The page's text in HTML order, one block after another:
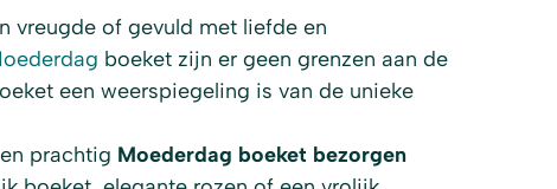
vreugde of gevuld met liefde en
boeket zijn er geen grenzen aan de
een weerspiegeling is van de unieke
prachtig Moederdag boeket bezorgen